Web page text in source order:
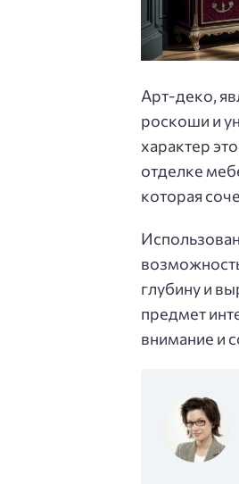
Арт-деко,
роскоши и
характер
отделке
которая
глубину и
предмет
внимание и